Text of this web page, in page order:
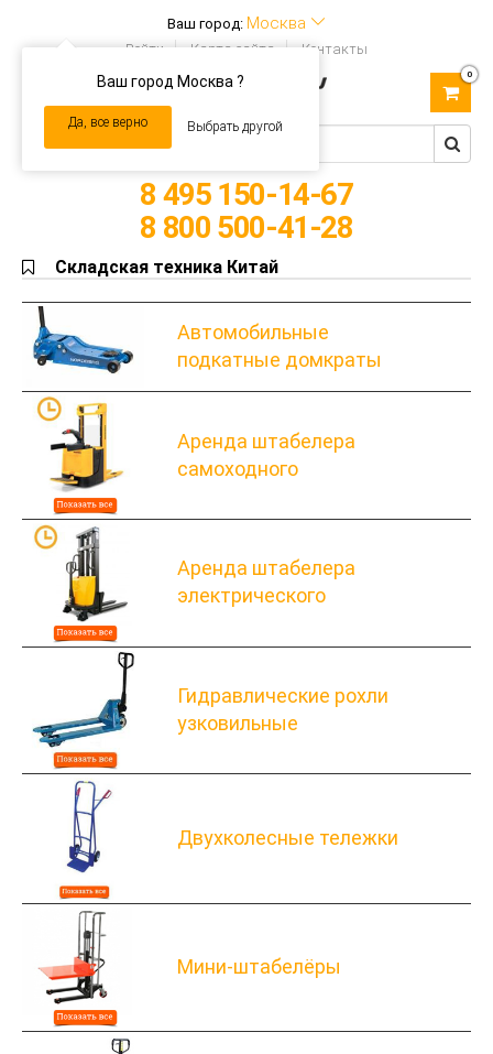
Ваш город: Москва
Ваш город Москва ?
Да, все верно Выбрать другой
Войти Карта сайта Контакты
navigation
0
8 495 150-14-67
8 800 500-41-28
Складская техника Китай
Автомобильные
подкатные домкраты
Аренда штабелера
самоходного
Аренда штабелера
электрического
Гидравлические рохли
узковильные
Двухколесные тележки
Мини-штабелёры